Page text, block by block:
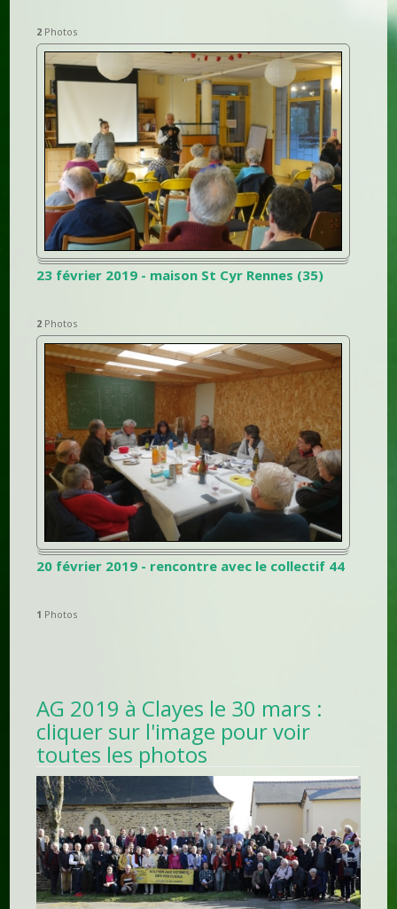
2 Photos
23 février 2019 - maison St Cyr Rennes (35)
2 Photos
20 février 2019 - rencontre avec le collectif 44
1 Photos
AG 2019 à Clayes le 30 mars :
cliquer sur l'image pour voir
toutes les photos